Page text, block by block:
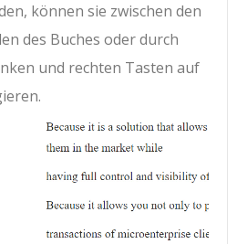
können sie zwischen den
des Buches oder durch
und rechten Tasten auf